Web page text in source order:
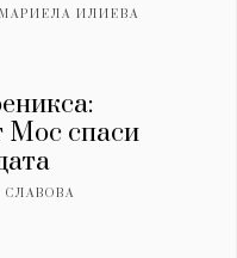
ИЛИЕВА
Мос спаси
СЛАВОВА